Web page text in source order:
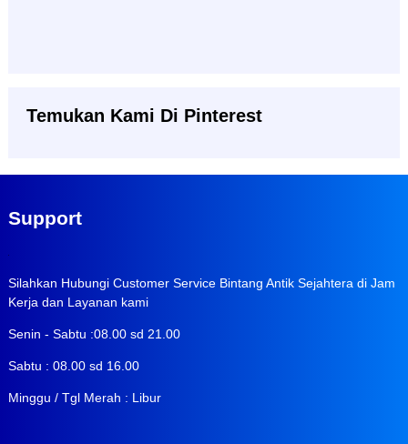
Temukan Kami Di Pinterest
Support
Silahkan Hubungi Customer Service Bintang Antik Sejahtera di Jam
Kerja dan Layanan kami
Senin - Sabtu :08.00 sd 21.00
Sabtu : 08.00 sd 16.00
Minggu / Tgl Merah : Libur